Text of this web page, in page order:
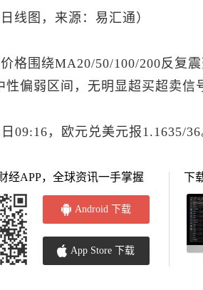
日线图，来源：易汇通）
格围绕MA20/50/100/200反复
性偏弱区间，无明显超买超卖
09:16， 欧元兑美元报1.1635/
经APP，全球资讯一手掌握
Android 下载
App Store 下载
下